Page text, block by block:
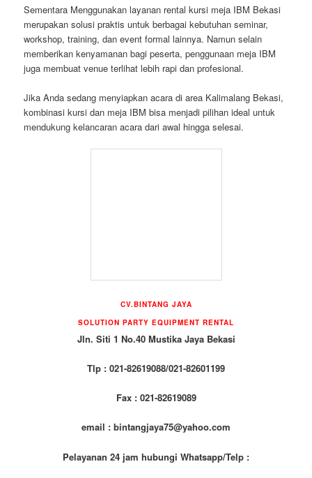
Sementara Menggunakan layanan rental kursi meja IBM Bekasi
merupakan solusi praktis untuk berbagai kebutuhan seminar,
workshop, training, dan event formal lainnya. Namun selain
memberikan kenyamanan bagi peserta, penggunaan meja IBM
juga membuat venue terlihat lebih rapi dan profesional.
Jika Anda sedang menyiapkan acara di area Kalimalang Bekasi,
kombinasi kursi dan meja IBM bisa menjadi pilihan ideal untuk
mendukung kelancaran acara dari awal hingga selesai.
CV.BINTANG JAYA
SOLUTION PARTY EQUIPMENT RENTAL
Jln. Siti 1 No.40 Mustika Jaya Bekasi
Tlp : 021-82619088/021-82601199
Fax : 021-82619089
email : bintangjaya75@yahoo.com
Pelayanan 24 jam hubungi Whatsapp/Telp :